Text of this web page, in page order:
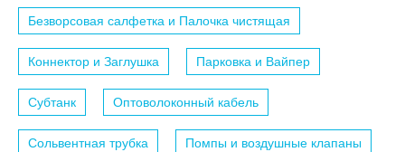
Безворсовая салфетка и Палочка чистящая
Коннектор и Заглушка Парковка и Вайпер
Субтанк Оптоволоконный кабель
Сольвентная трубка Помпы и воздушные клапаны